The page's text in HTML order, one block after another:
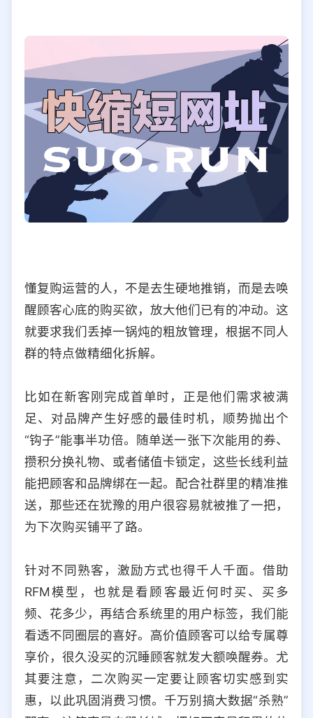
懂复购运营的人，不是去生硬地推销，而是去唤
醒顾客心底的购买欲，放大他们已有的冲动。这
就要求我们丢掉一锅炖的粗放管理，根据不同人
群的特点做精细化拆解。
比如在新客刚完成首单时，正是他们需求被满
足、对品牌产生好感的最佳时机，顺势抛出个
“钩子”能事半功倍。随单送一张下次能用的券、
攒积分换礼物、或者储值卡锁定，这些长线利益
能把顾客和品牌绑在一起。配合社群里的精准推
送，那些还在犹豫的用户很容易就被推了一把，
为下次购买铺平了路。
针对不同熟客，激励方式也得千人千面。借助
RFM模型，也就是看顾客最近何时买、买多
频、花多少，再结合系统里的用户标签，我们能
看透不同圈层的喜好。高价值顾客可以给专属尊
享价，很久没买的沉睡顾客就发大额唤醒券。尤
其要注意，二次购买一定要让顾客切实感到实
惠，以此巩固消费习惯。千万别搞大数据“杀熟”